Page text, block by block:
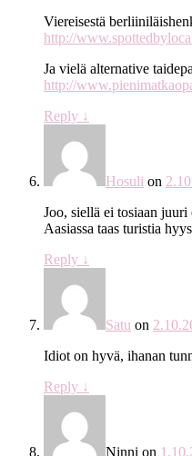
Viereisestä
http://
Ja vielä alternative
http://
Reply ↓
Hosuli on
Joo, siellä ei tosiaan
Aasiassa taas turistia
Reply ↓
Satu on
Idiot on hyvä, ihanan
Reply ↓
Ninni on